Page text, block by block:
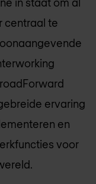
centraal te
ervaring
en
voor